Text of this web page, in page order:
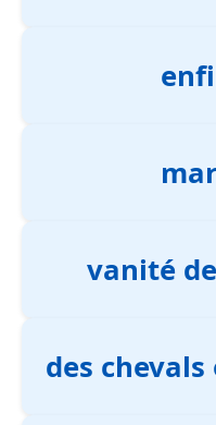
vanité
des chevals